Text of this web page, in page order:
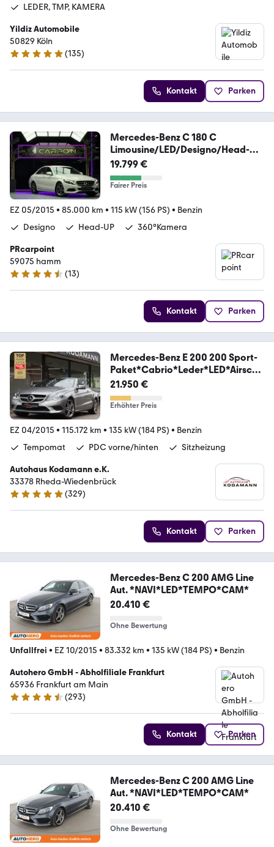
LEDER, TMP, KAMERA
Yildiz Automobile
50829 Köln
5 Sterne
(135)
Kontakt Parken
Mercedes-Benz C 180 C
Limousine/LED/Designo/Head-
Up/360°
19.799 €
Fairer Preis
EZ 05/2015 • 85.000 km • 115 kW (156 PS) • Benzin
Designo
Head-UP 360°Kamera
PRcarpoint
59075 hamm
4.5 Sterne
(13)
Kontakt Parken
Mercedes-Benz E 200 200 Sport-
Paket*Cabrio*Leder*LED*Airscar
f*
21.950 €
Erhöhter Preis
EZ 04/2015 • 115.172 km • 135 kW (184 PS) • Benzin
Tempomat
PDC vorne/hinten Sitzheizung
Autohaus Kodamann e.K.
33378 Rheda-Wiedenbrück
4.8 Sterne
(329)
Kontakt Parken
Mercedes-Benz C 200 AMG Line
Aut. *NAVI*LED*TEMPO*CAM*
20.410 €
Ohne Bewertung
Unfallfrei • EZ 10/2015 • 83.332 km • 135 kW (184 PS) • Benzin
Autohero GmbH - Abholfiliale Frankfurt
65936 Frankfurt am Main
4.6 Sterne
(293)
Kontakt Parken
Mercedes-Benz C 200 AMG Line
Aut. *NAVI*LED*TEMPO*CAM*
20.410 €
Ohne Bewertung